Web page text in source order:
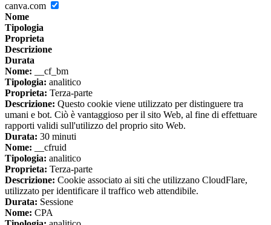
canva.com
Nome
Tipologia
Proprieta
Descrizione
Durata
Nome: __cf_bm
Tipologia: analitico
Proprieta: Terza-parte
Descrizione: Questo cookie viene utilizzato per distinguere tra
umani e bot. Ciò è vantaggioso per il sito Web, al fine di effettuare
rapporti validi sull'utilizzo del proprio sito Web.
Durata: 30 minuti
Nome: __cfruid
Tipologia: analitico
Proprieta: Terza-parte
Descrizione: Cookie associato ai siti che utilizzano CloudFlare,
utilizzato per identificare il traffico web attendibile.
Durata: Sessione
Nome: CPA